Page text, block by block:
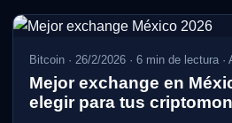
Bitcoin · 26/2/2026 · 6 min de lectura ·
Mejor exchange en
elegir para tus